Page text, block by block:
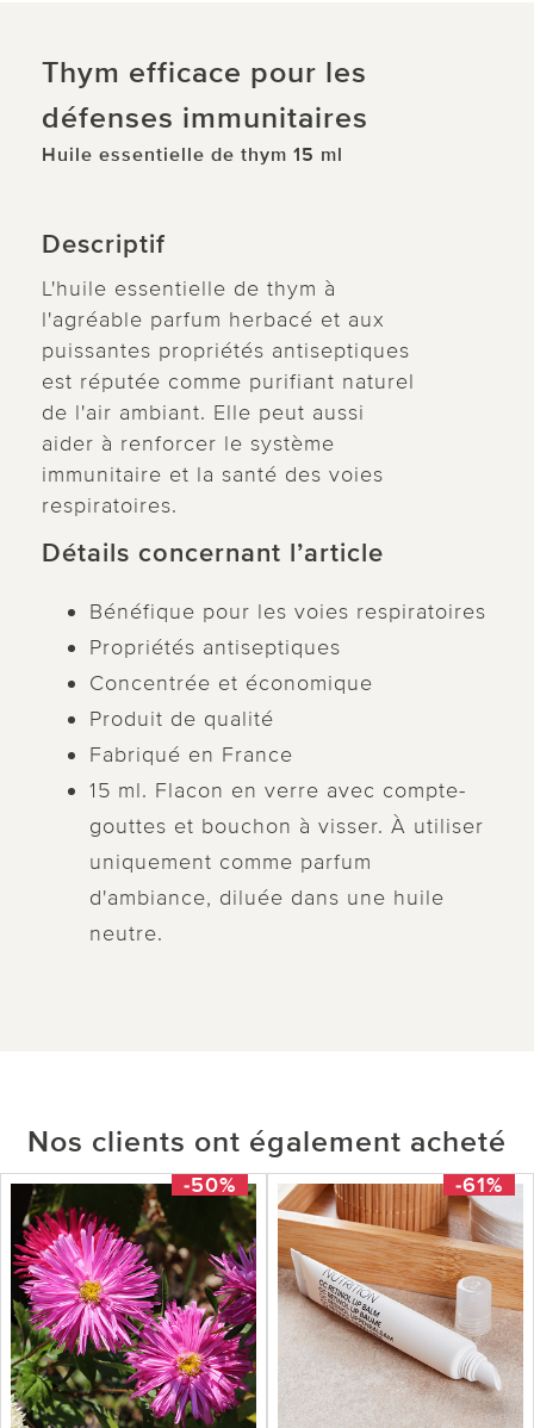
Thym efficace pour les
défenses immunitaires
Huile essentielle de thym 15 ml
Descriptif
L'huile essentielle de thym à
l'agréable parfum herbacé et aux
puissantes propriétés antiseptiques
est réputée comme purifiant naturel
de l'air ambiant. Elle peut aussi
aider à renforcer le système
immunitaire et la santé des voies
respiratoires.
Détails concernant l’article
Bénéfique pour les voies respiratoires
Propriétés antiseptiques
Concentrée et économique
Produit de qualité
Fabriqué en France
15 ml. Flacon en verre avec compte-
gouttes et bouchon à visser. À utiliser
uniquement comme parfum
d'ambiance, diluée dans une huile
neutre.
Nos clients ont également acheté
-50% -61%